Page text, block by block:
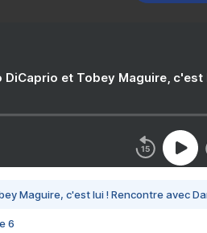
DiCaprio et Tobey Maguire,
Maguire, c'est lui ! Rencontre avec
6